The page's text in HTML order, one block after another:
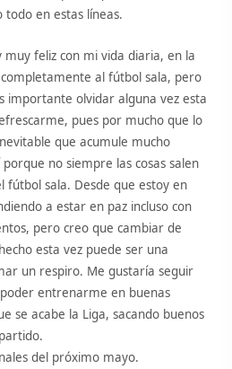
todo en estas líneas.
feliz con mi vida diaria, en la
al fútbol sala, pero
importante olvidar alguna vez esta
pues por mucho que lo
que acumule mucho
no siempre las cosas salen
fútbol sala. Desde que estoy en
a estar en paz incluso con
pero creo que cambiar de
esta vez puede ser una
un respiro. Me gustaría seguir
entrenarme en buenas
se acabe la Liga, sacando buenos
del próximo mayo.